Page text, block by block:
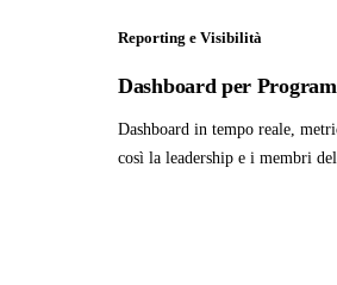
Reporting e Visibilità
Dashboard per
Dashboard in tempo reale,
così la leadership e i membri